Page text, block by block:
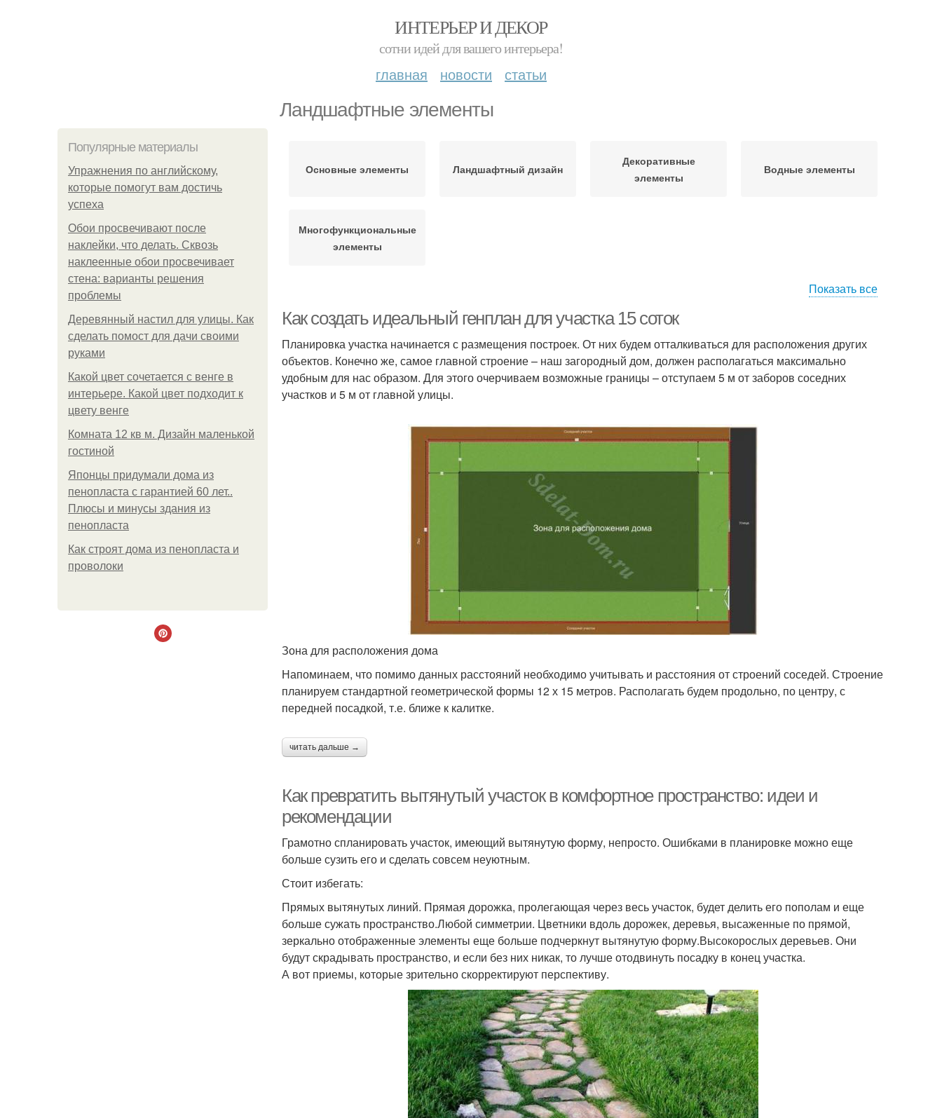
ИНТЕРЬЕР И ДЕКОР
сотни идей для вашего интерьера!
главная новости статьи
Ландшафтные элементы
Популярные материалы
Упражнения по английскому,
которые помогут вам достичь
успеха
Обои просвечивают после
наклейки, что делать. Сквозь
наклеенные обои просвечивает
стена: варианты решения
проблемы
Деревянный настил для улицы. Как
сделать помост для дачи своими
руками
Какой цвет сочетается с венге в
интерьере. Какой цвет подходит к
цвету венге
Комната 12 кв м. Дизайн маленькой
гостиной
Японцы придумали дома из
пенопласта с гарантией 60 лет..
Плюсы и минусы здания из
пенопласта
Как строят дома из пенопласта и
проволоки
Основные элементы Ландшафтный дизайн
Декоративные
элементы
Водные элементы
Многофункциональные
элементы
Показать все
Как создать идеальный генплан для участка 15 соток
Планировка участка начинается с размещения построек. От них будем отталкиваться для расположения других
объектов. Конечно же, самое главной строение – наш загородный дом, должен располагаться максимально
удобным для нас образом. Для этого очерчиваем возможные границы – отступаем 5 м от заборов соседних
участков и 5 м от главной улицы.
Зона для расположения дома
Напоминаем, что помимо данных расстояний необходимо учитывать и расстояния от строений соседей. Строение
планируем стандартной геометрической формы 12 х 15 метров. Располагать будем продольно, по центру, с
передней посадкой, т.е. ближе к калитке.
читать дальше →
Как превратить вытянутый участок в комфортное пространство: идеи и
рекомендации
Грамотно спланировать участок, имеющий вытянутую форму, непросто. Ошибками в планировке можно еще
больше сузить его и сделать совсем неуютным.
Стоит избегать:
Прямых вытянутых линий. Прямая дорожка, пролегающая через весь участок, будет делить его пополам и еще
больше сужать пространство.Любой симметрии. Цветники вдоль дорожек, деревья, высаженные по прямой,
зеркально отображенные элементы еще больше подчеркнут вытянутую форму.Высокорослых деревьев. Они
будут скрадывать пространство, и если без них никак, то лучше отодвинуть посадку в конец участка.
А вот приемы, которые зрительно скорректируют перспективу.